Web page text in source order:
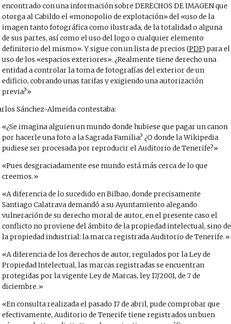
encontrado con una información sobre DERECHOS DE IMAGEN que
otorga al Cabildo el «monopolio de explotación» del «uso de la
imagen tanto fotográfica como ilustrada, de la totalidad o alguna
de sus partes, así como el uso del logo o cualquier elemento
definitorio del mismo». Y sigue con un lista de precios (PDF) para el
uso de los «espacios exteriores». ¿Realmente tiene derecho una
entidad a controlar la toma de fotografías del exterior de un
edificio, cobrando unas tarifas y exigiendo una autorización
previa?
Sánchez-Almeida contestaba:
¿Se imagina alguien un mundo donde hubiese que pagar un canon
por hacerle una foto a la Sagrada Familia? ¿O donde la Wikipedia
pudiese ser procesada por reproducir el Auditorio de Tenerife?
Pues desgraciadamente ese mundo está más cerca de lo que
creemos.
A diferencia de lo sucedido en Bilbao, donde precisamente
Santiago Calatrava demandó a su Ayuntamiento alegando
vulneración de su derecho moral de autor, en el presente caso el
conflicto no proviene del ámbito de la propiedad intelectual, sino de
la propiedad industrial: la marca registrada Auditorio de Tenerife.
A diferencia de los derechos de autor, regulados por la Ley de
Propiedad Intelectual, las marcas registradas se encuentran
protegidas por la vigente Ley de Marcas, ley 17/2001, de 7 de
diciembre.
En consulta realizada el pasado 17 de abril, pude comprobar que
efectivamente, Auditorio de Tenerife tiene registrados un buen